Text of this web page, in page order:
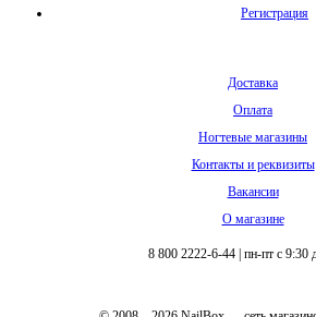
Регистрация
Доставка
Оплата
Ногтевые магазины
Контакты и реквизиты
Вакансии
О магазине
8 800 2222-6-44 пн-пт с 9:30